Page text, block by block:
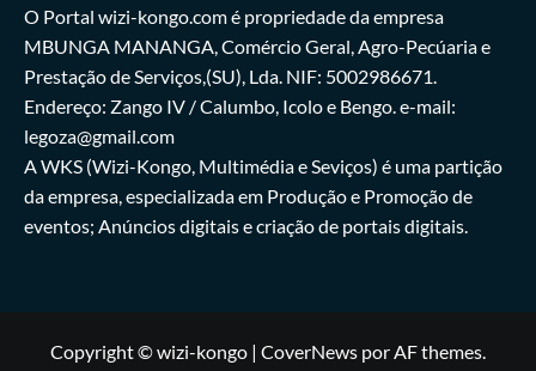
O Portal wizi-kongo.com é propriedade da empresa
MBUNGA MANANGA, Comércio Geral, Agro-Pecúaria e
Prestação de Serviços,(SU), Lda. NIF: 5002986671.
Endereço: Zango IV / Calumbo, Icolo e Bengo. e-mail:
legoza@gmail.com
A WKS (Wizi-Kongo, Multimédia e Seviços) é uma partição
da empresa, especializada em Produção e Promoção de
eventos; Anúncios digitais e criação de portais digitais.
Copyright © wizi-kongo | CoverNews por AF themes.